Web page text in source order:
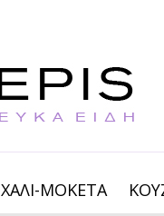
ΧΑΛΙ-ΜΟΚΕΤΑ